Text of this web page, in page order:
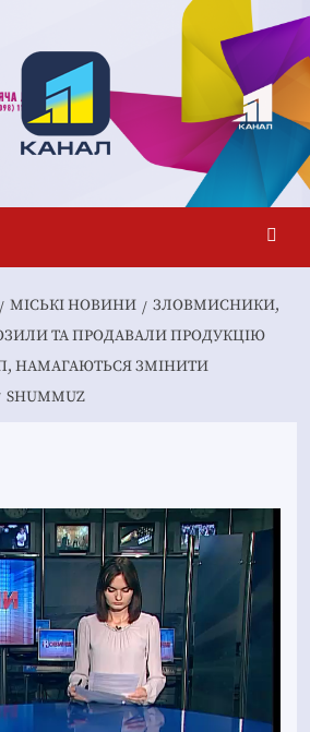
MІСЬКІ НОВИНИ
ЗЛОВМИСНИКИ,
ТА ПРОДАВАЛИ ПРОДУКЦІЮ
НАМАГАЮТЬСЯ ЗМІНИТИ
SHUMMUZ